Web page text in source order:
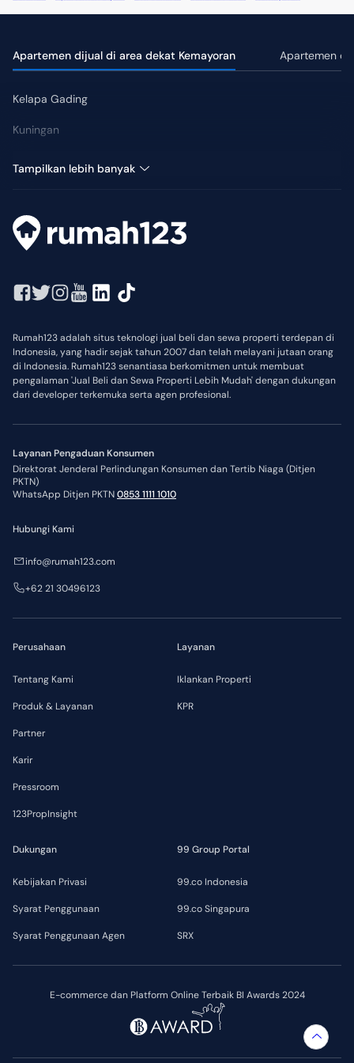
Apartemen dijual di area dekat Kemayoran Apartemen
Kelapa Gading
Kuningan
Tampilkan lebih banyak
Rumah123 adalah situs teknologi jual beli dan sewa properti terdepan di
Indonesia, yang hadir sejak tahun 2007 dan telah melayani jutaan orang
di Indonesia. Rumah123 senantiasa berkomitmen untuk membuat
pengalaman 'Jual Beli dan Sewa Properti Lebih Mudah' dengan dukungan
dari developer terkemuka serta agen profesional.
Layanan Pengaduan Konsumen
Direktorat Jenderal Perlindungan Konsumen dan Tertib Niaga (Ditjen
PKTN)
WhatsApp Ditjen PKTN0853 1111 1010
E-commerce dan Platform Online Terbaik BI Awards 2024
Perusahaan
Tentang Kami
Produk & Layanan
Partner
Karir
Pressroom
123PropInsight
Layanan
Iklankan Properti
KPR
Dukungan
Kebijakan Privasi
Syarat Penggunaan
Syarat Penggunaan Agen
99 Group Portal
99.co Indonesia
99.co Singapura
SRX
Hubungi Kami
info@rumah123.com
+62 21 30496123